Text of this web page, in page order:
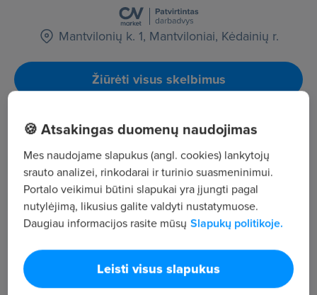
Mantvilonių k. 1, Mantviloniai, Kėdainių r.
Žiūrėti visus skelbimus
Įmonės aprašymas
1 094
Darbuotojų sk.
27 696
Peržiūros
~2 183 €
Vid. atlyginimas
Siekiame, kad UAB “Krekenavos agrofirmoje” dirbtų
patikimi savo srities profesionalai arba darbuotojai
🍪 Atsakingas duomenų naudojimas
Mes naudojame slapukus (angl. cookies) lankytojų
srauto analizei, rinkodarai ir turinio suasmeninimui.
Portalo veikimui būtini slapukai yra įjungti pagal
nutylėjimą, likusius galite valdyti nustatymuose.
Daugiau informacijos rasite mūsų Slapukų politikoje.
Leisti visus slapukus